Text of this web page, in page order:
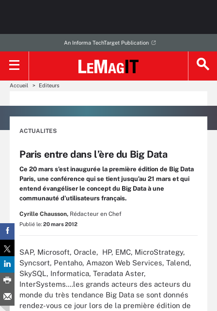
An Informa TechTarget Publication
Accueil Editeurs
ACTUALITES
Paris entre dans l’ère du Big Data
Ce 20 mars s’est inaugurée la première édition de Big Data
Paris, une conférence qui se tient jusqu’au 21 mars et qui
entend évangéliser le concept du Big Data à une
communauté d’utilisateurs français.
Cyrille Chausson, Rédacteur en Chef
Publié le: 20 mars 2012
SAP, Microsoft, Oracle, HP, EMC, MicroStrategy,
Syncsort, Pentaho, Amazon Web Services, Talend,
SkySQL, Informatica, Teradata Aster,
InterSystems....les grands acteurs des acteurs du
monde du très tendance Big Data se sont donnés
rendez-vous ce jour lors de la première édition de